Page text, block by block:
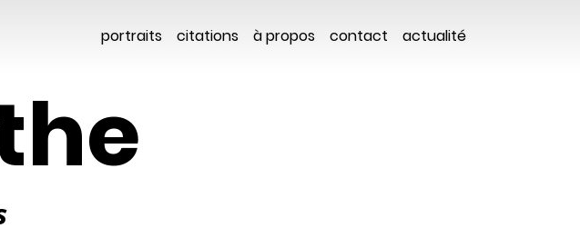
portraits citations à propos contact actualité